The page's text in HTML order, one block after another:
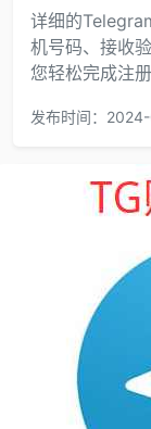
详细的
机号码、接收
您轻松完成注册
发布时间：